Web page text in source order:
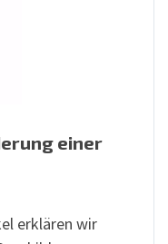
einer
erklären wir